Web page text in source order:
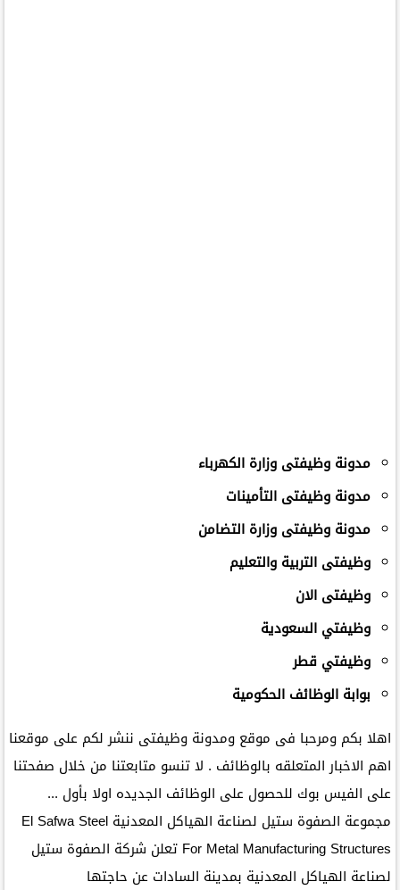
مدونة وظيفتى وزارة الكهرباء
مدونة وظيفتى التأمينات
مدونة وظيفتى وزارة التضامن
وظيفتى التربية والتعليم
وظيفتى الان
وظيفتي السعودية
وظيفتي قطر
بوابة الوظائف الحكومية
اهلا بكم ومرحبا فى موقع ومدونة وظيفتى ننشر لكم على موقعنا
اهم الاخبار المتعلقه بالوظائف . لا تنسو متابعتنا من خلال صفحتنا
على الفيس بوك للحصول على الوظائف الجديده اولا بأول ...
مجموعة الصفوة ستيل لصناعة الهياكل المعدنية El Safwa Steel
For Metal Manufacturing Structures تعلن شركة الصفوة ستيل
لصناعة الهياكل المعدنية بمدينة السادات عن حاجتها